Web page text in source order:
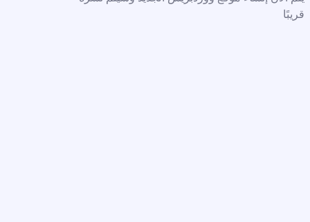
قريبًا